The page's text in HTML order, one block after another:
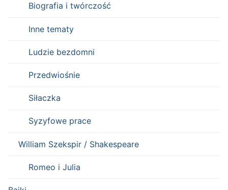
Biografia i twórczość
Inne tematy
Ludzie bezdomni
Przedwiośnie
Siłaczka
Syzyfowe prace
William Szekspir / Shakespeare
Romeo i Julia